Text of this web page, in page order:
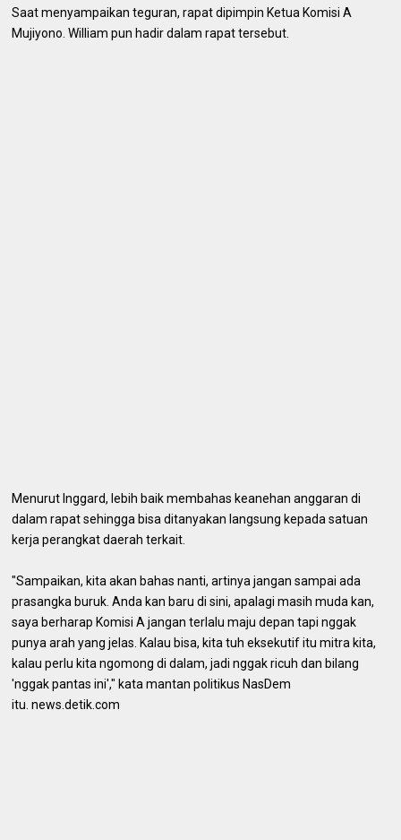
Saat menyampaikan teguran, rapat dipimpin Ketua Komisi A
Mujiyono. William pun hadir dalam rapat tersebut.
Menurut Inggard, lebih baik membahas keanehan anggaran di
dalam rapat sehingga bisa ditanyakan langsung kepada satuan
kerja perangkat daerah terkait.
"Sampaikan, kita akan bahas nanti, artinya jangan sampai ada
prasangka buruk. Anda kan baru di sini, apalagi masih muda kan,
saya berharap Komisi A jangan terlalu maju depan tapi nggak
punya arah yang jelas. Kalau bisa, kita tuh eksekutif itu mitra kita,
kalau perlu kita ngomong di dalam, jadi nggak ricuh dan bilang
'nggak pantas ini'," kata mantan politikus NasDem
itu. news.detik.com